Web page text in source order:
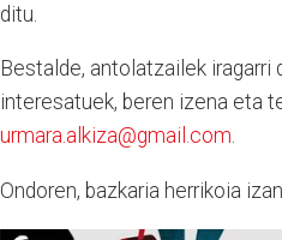
ditu.
Bestalde, antolatzailek iragarri
interesatuek, beren izena eta
urmara.alkiza@gmail.com.
Ondoren, bazkaria herrikoia